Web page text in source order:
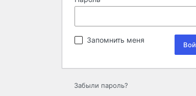
Запомнить меня
Забыли пароль?